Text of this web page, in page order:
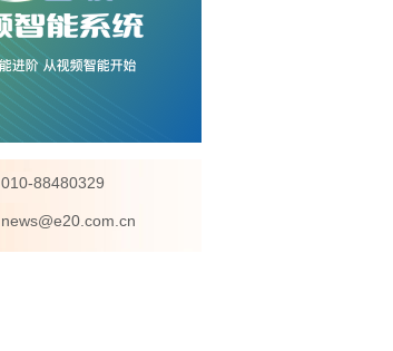
010-88480329
news@e20.com.cn